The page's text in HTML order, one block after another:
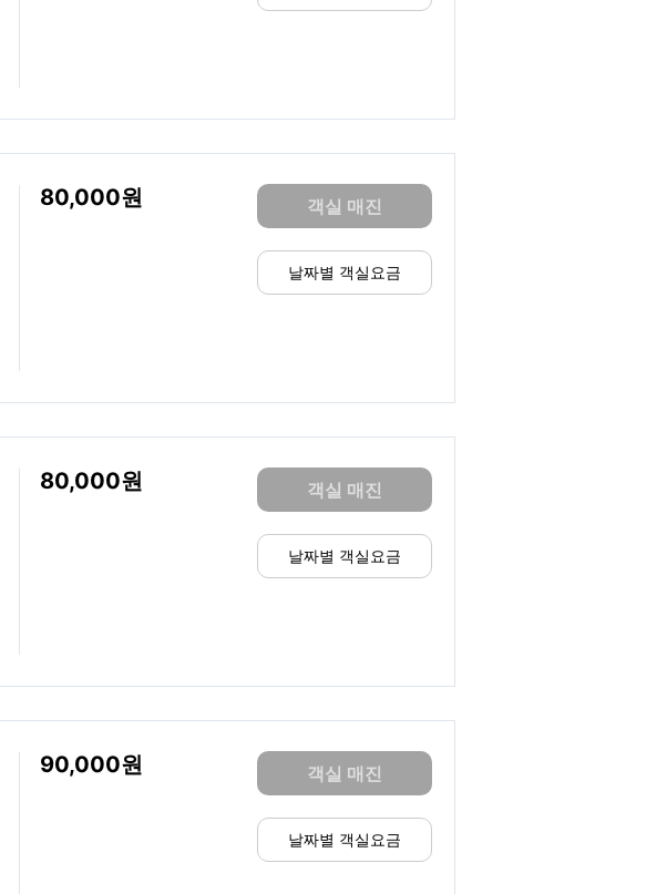
80,000 객실 매진
날짜별 객실요금
80,000 객실 매진
날짜별 객실요금
90,000 객실 매진
날짜별 객실요금